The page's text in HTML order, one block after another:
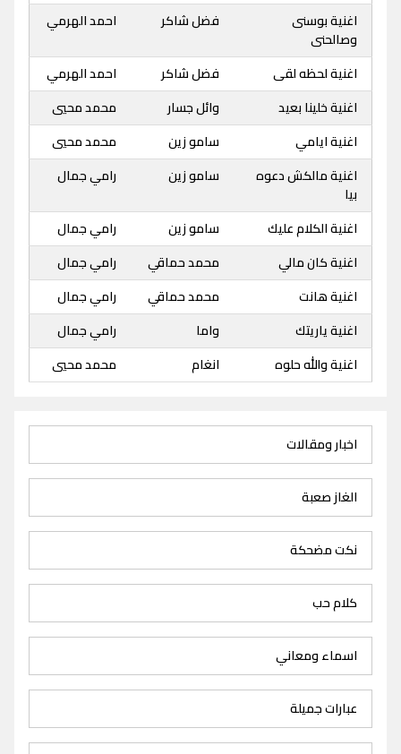
اغنية بوسنى
وصالحنى
فضل شاكر احمد الهرمي
اغنية لحظه لقى فضل شاكر
احمد الهرمي
اغنية خلينا بعيد
وائل جسار
محمد محيي
اغنية ايامي
سامو زين
محمد محيي
اغنية مالكش دعوه
بيا
سامو زين رامي جمال
اغنية الكلام عليك سامو زين
رامي جمال
اغنية كان مالي
محمد حماقي
رامي جمال
اغنية هانت
محمد حماقي
رامي جمال
اغنية ياريتك
واما
رامي جمال
اغنية والله حلوه
انغام محمد محيي
اخبار ومقالات
الغاز صعبة
نكت مضحكة
كلام حب
اسماء ومعاني
عبارات جميلة